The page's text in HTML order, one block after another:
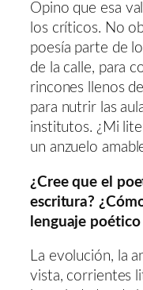
Opino que esa
los críticos. No
poesía parte de
de la calle, para
rincones llenos
para nutrir las
institutos. ¿Mi
un anzuelo
¿Cree que el
escritura?
lenguaje
La evolución, la
vista, corrientes